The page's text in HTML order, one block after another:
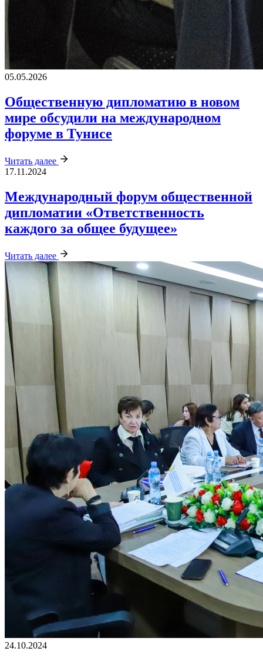
05.05.2026
Общественную дипломатию в новом
мире обсудили на международном
форуме в Тунисе
Читать далее
17.11.2024
Международный форум общественной
дипломатии «Ответственность
каждого за общее будущее»
Читать далее
24.10.2024